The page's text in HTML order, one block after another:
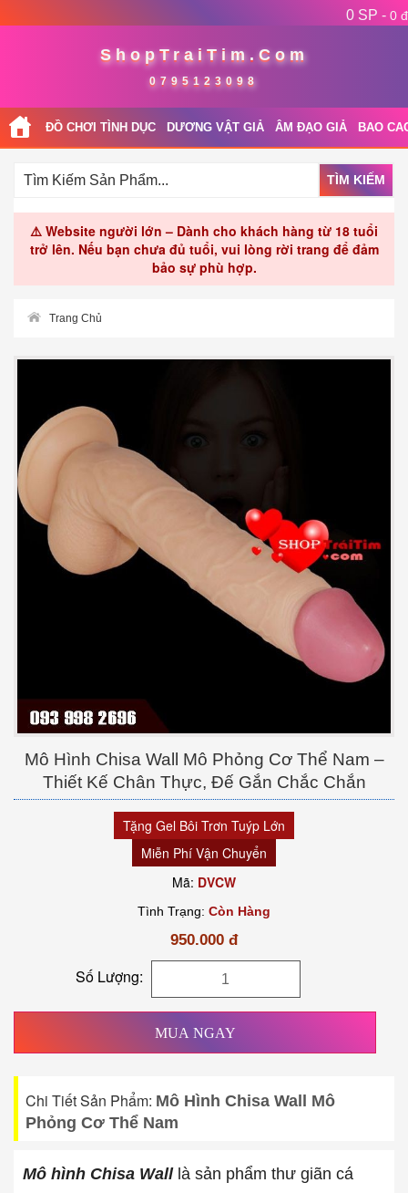
0 SP - 0 đ
ShopTraiTim.Com
0795123098
ĐỒ CHƠI TÌNH DỤC DƯƠNG VẬT GIẢ ÂM ĐẠO GIẢ BAO
TÌM KIẾM
⚠️ Website người lớn – Dành cho khách hàng từ 18 tuổi
trở lên. Nếu bạn chưa đủ tuổi, vui lòng rời trang để đảm
bảo sự phù hợp.
Trang Chủ
Mô Hình Chisa Wall Mô Phỏng Cơ Thể Nam –
Thiết Kế Chân Thực, Đế Gắn Chắc Chắn
Tặng Gel Bôi Trơn Tuýp Lớn
Miễn Phí Vận Chuyển
Mã: DVCW
Tình Trạng: Còn Hàng
950.000 đ
Số Lượng:
MUA NGAY
Chi Tiết Sản Phẩm: Mô Hình Chisa Wall Mô
Phỏng Cơ Thể Nam
Mô hình Chisa Walllà sản phẩm thư giãn cá